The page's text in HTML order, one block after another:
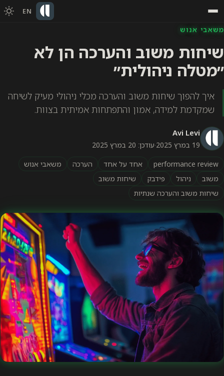
EN
משאבי אנוש
שיחות משוב והערכה הן לא
״מטלה ניהולית״
איך להפוך שיחות משוב והערכה מכלי ניהולי מעיק לשיחה
שמקדמת למידה, אמון והתפתחות אמיתית בצוות.
Avi Levi
19 במרץ 2025 ·עודכן: 20 במרץ 2025
performance review
אחד על אחד הערכה
משאבי אנוש
משוב
ניהול פידבק
שיחות משוב
שיחות משוב והערכה שנתיות